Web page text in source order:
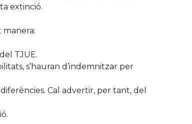
extinció.
manera:
TJUE.
s’hauran d’indemnitzar per
Cal advertir, per tant, del